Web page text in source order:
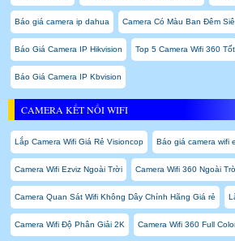
Báo giá camera ip dahua Camera Có Màu Ban Đêm
Báo Giá Camera IP Hikvision Top 5 Camera Wifi 360 Tốt
Báo Giá Camera IP Kbvision
CAMERA KẾT NỐI WIFI
Lắp Camera Wifi Giá Rẻ Visioncop Báo giá camera wifi
Camera Wifi Ezviz Ngoài Trời Camera Wifi 360 Ngoài
Camera Quan Sát Wifi Không Dây Chính Hãng Giá rẻ
Camera Wifi Độ Phân Giải 2K Camera Wifi 360 Full